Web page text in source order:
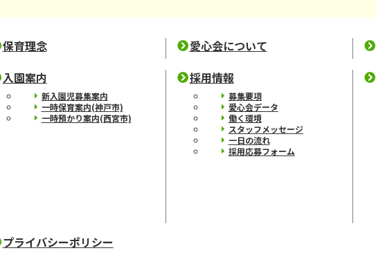
保育理念 愛心会について
入園案内
新入園児募集案内
一時保育案内(神戸市)
一時預かり案内(西宮市)
採用情報
募集要項
愛心会データ
働く環境
スタッフメッセージ
一日の流れ
採用応募フォーム
プライバシーポリシー